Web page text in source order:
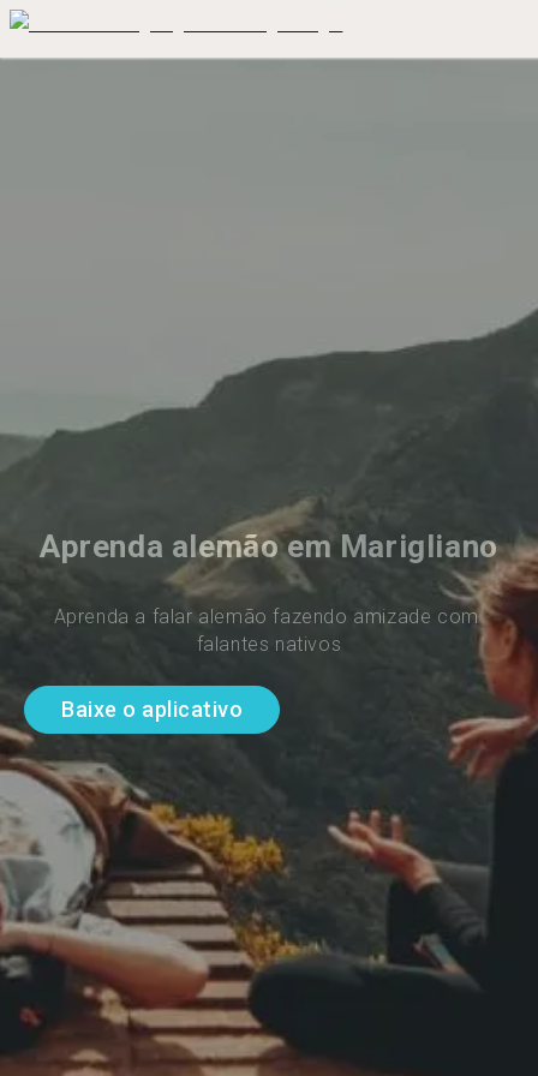
Aprenda alemão em Marigliano
Aprenda a falar alemão fazendo amizade com
falantes nativos
Baixe o aplicativo